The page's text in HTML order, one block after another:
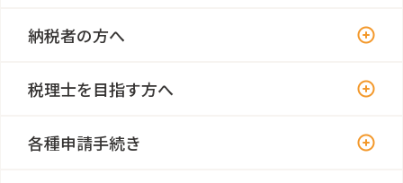
納税者の方へ
税理士を目指す方へ
各種申請手続き